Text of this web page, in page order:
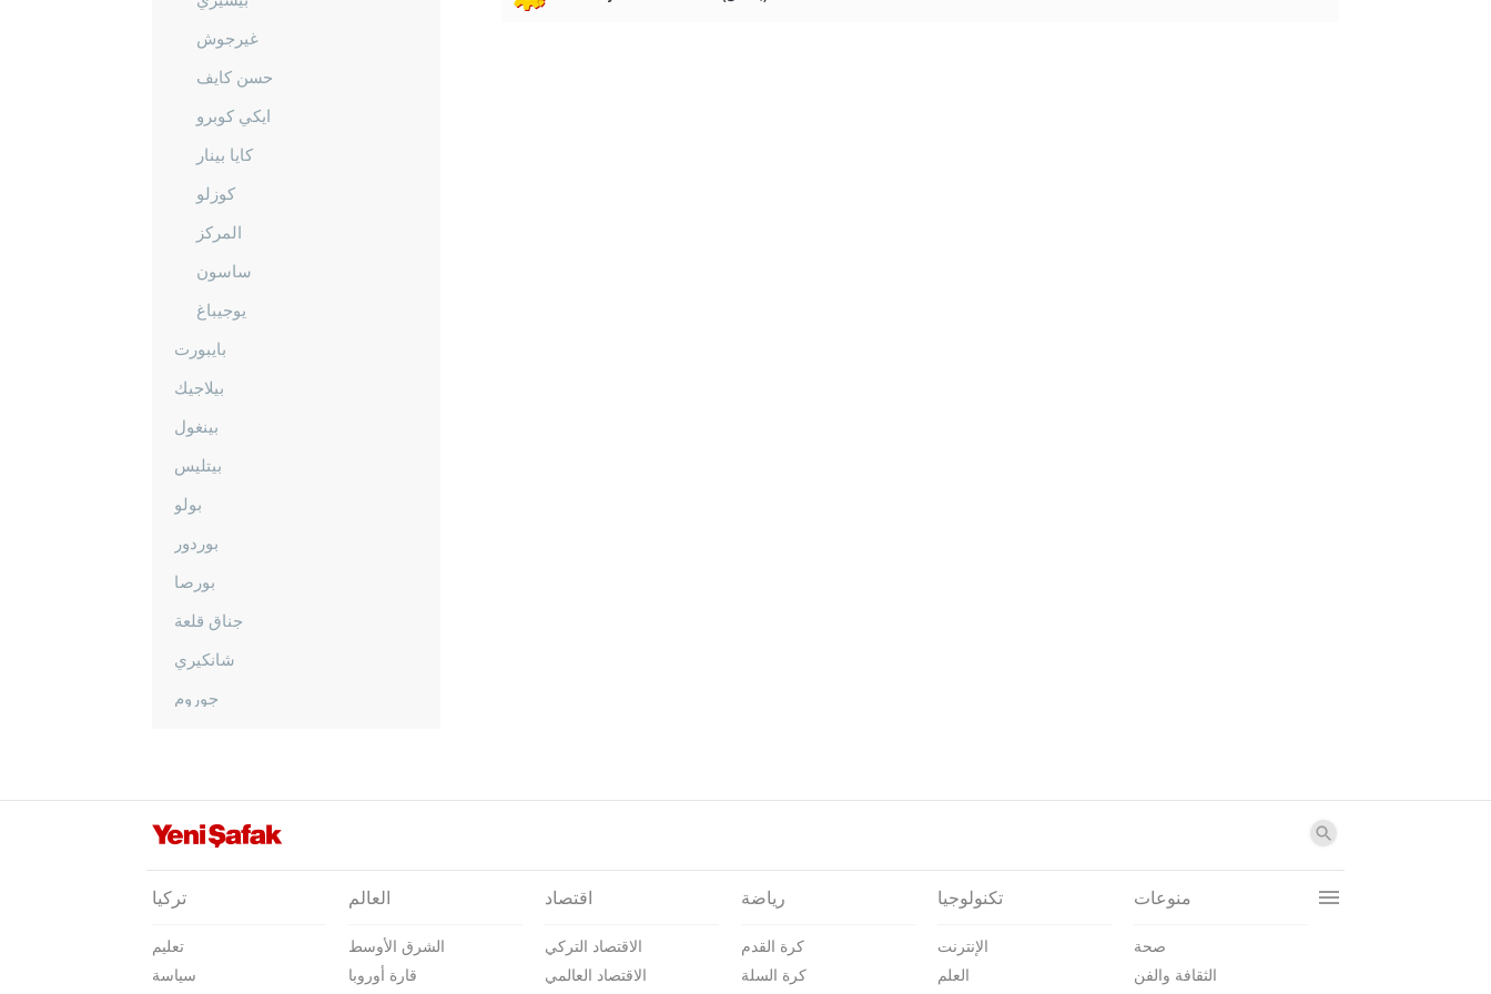
غيرجوش
حسن كايف
ايكي كوبرو
كايا بينار
كوزلو
المركز
ساسون
يوجيباغ
بايبورت
بيلاجيك
بينغول
بيتليس
بولو
بوردور
بورصا
جناق قلعة
شانكيري
جوروم
إلازغ
أرضروم
تركيا
تعليم
سياسة
العالم
الشرق الأوسط
قارة أوروبا
اقتصاد
الاقتصاد التركي
الاقتصاد العالمي
رياضة
كرة القدم
كرة السلة
تكنولوجيا
الإنترنت
العلم
منوعات
صحة
الثقافة والفن